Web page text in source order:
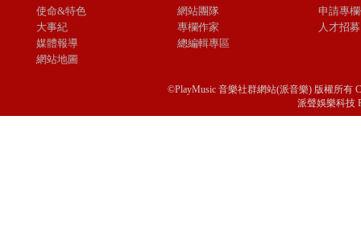
使命&特色
大事紀
媒體報導
網站地圖
網站團隊
專欄作家
總編輯專區
申請專
人才招募
©PlayMusic 音樂社群網站(派音樂) 版權所有
派聲娛樂科技